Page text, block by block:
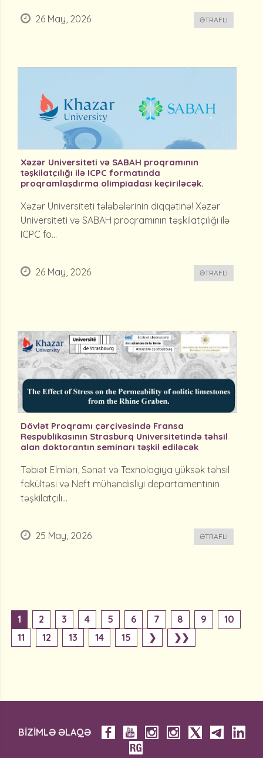
26 May, 2026 ƏTRAFLI
Xəzər Universiteti və SABAH proqramının
təşkilatçılığı ilə ICPC formatında
proqramlaşdırma olimpiadası keçiriləcək.
Xəzər Universiteti tələbələrinin diqqətinə! Xəzər
Universiteti və SABAH proqramının təşkilatçılığı ilə
ICPC fo...
26 May, 2026 ƏTRAFLI
Dövlət Proqramı çərçivəsində Fransa
Respublikasının Strasburq Universitetində təhsil
alan doktorantın seminarı təşkil ediləcək
Təbiət Elmləri, Sənət və Texnologiya yüksək təhsil
fakültəsi və Neft mühəndisliyi departamentinin
təşkilatçılı...
25 May, 2026 ƏTRAFLI
1 2 3 4 5 6 7 8 9
10
11
12 13 14 15 ❯ ❯❯
BİZİMLƏ ƏLAQƏ